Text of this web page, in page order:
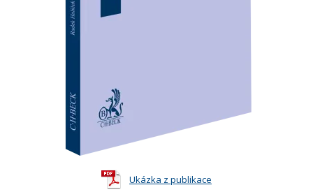
Ukázka z publikace